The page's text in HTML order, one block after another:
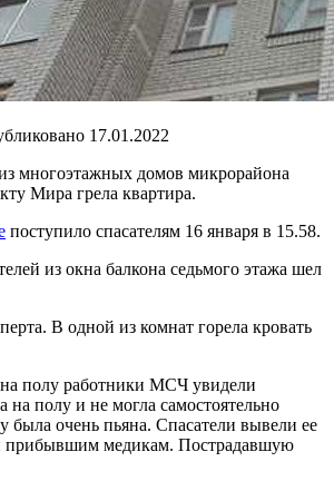
17.01.2022
многоэтажных домов микрорайона
Мира грела квартира.
поступило спасателям 16 января в 15.58.
из окна балкона седьмого этажа шел
В одной из комнат горела кровать
полу работники МСЧ увидели
полу и не могла самостоятельно
была очень пьяна. Спасатели вывели ее
прибывшим медикам. Пострадавшую